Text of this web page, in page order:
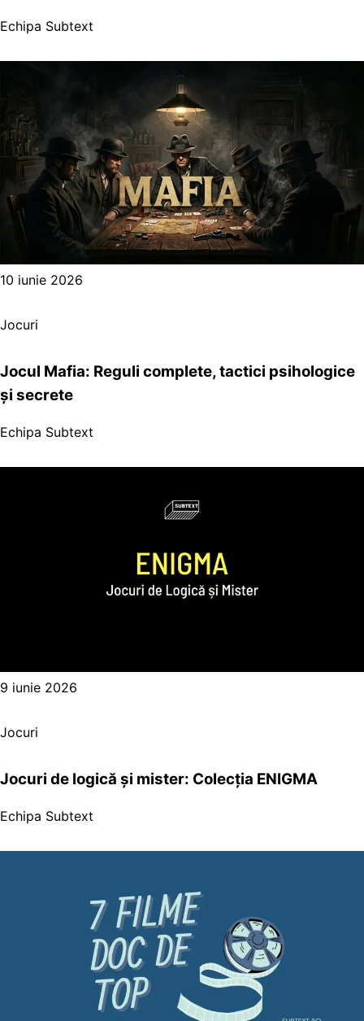
Echipa Subtext
10 iunie 2026
Jocuri
Jocul Mafia: Reguli complete, tactici psihologice
și secrete
Echipa Subtext
9 iunie 2026
Jocuri
Jocuri de logică și mister: Colecția ENIGMA
Echipa Subtext